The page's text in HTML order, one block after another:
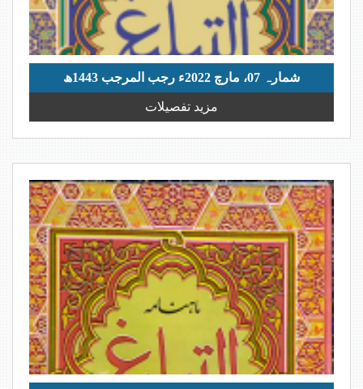
شمارہ 07، مارچ 2022ء رجب المرجب 1443ھ
مزید تفصیلات